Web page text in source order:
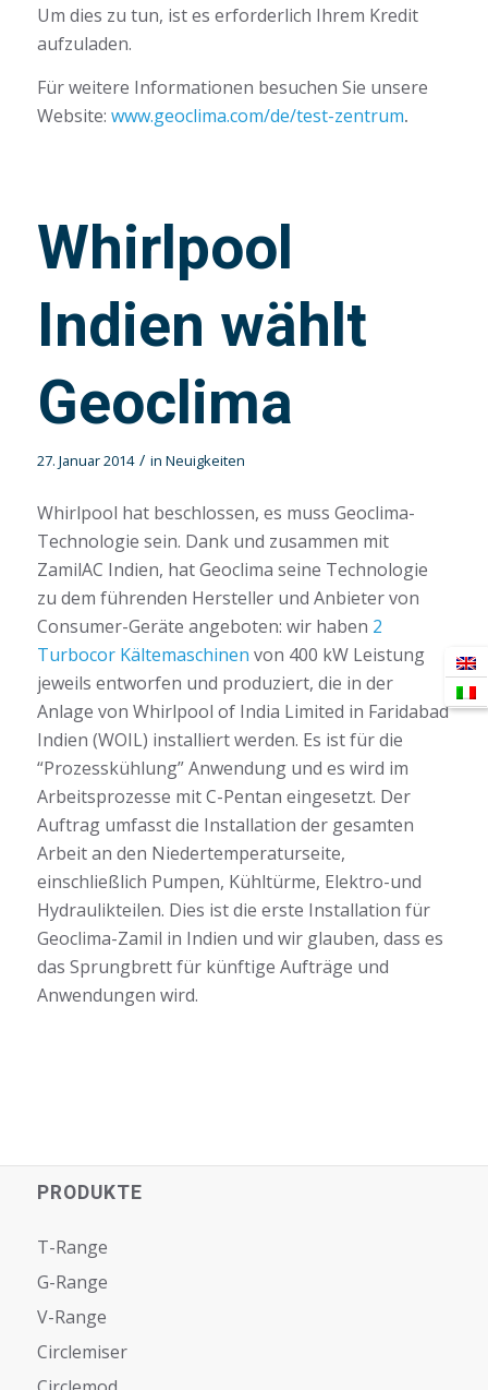
Um dies zu tun, ist es erforderlich Ihrem Kredit
aufzuladen.
Für weitere Informationen besuchen Sie unsere
Website: www.geoclima.com/de/test-zentrum.
Whirlpool
Indien wählt
Geoclima
27. Januar 2014 / in Neuigkeiten
Whirlpool hat beschlossen, es muss Geoclima-
Technologie sein. Dank und zusammen mit
ZamilAC Indien, hat Geoclima seine Technologie
zu dem führenden Hersteller und Anbieter von
Consumer-Geräte angeboten: wir haben 2
Turbocor Kältemaschinen von 400 kW Leistung
jeweils entworfen und produziert, die in der
Anlage von Whirlpool of India Limited in Faridabad
Indien (WOIL) installiert werden. Es ist für die
“Prozesskühlung” Anwendung und es wird im
Arbeitsprozesse mit C-Pentan eingesetzt. Der
Auftrag umfasst die Installation der gesamten
Arbeit an den Niedertemperaturseite,
einschließlich Pumpen, Kühltürme, Elektro-und
Hydraulikteilen. Dies ist die erste Installation für
Geoclima-Zamil in Indien und wir glauben, dass es
das Sprungbrett für künftige Aufträge und
Anwendungen wird.
PRODUKTE
T-Range
G-Range
V-Range
Circlemiser